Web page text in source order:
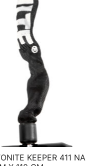
KEEPER 411 NA